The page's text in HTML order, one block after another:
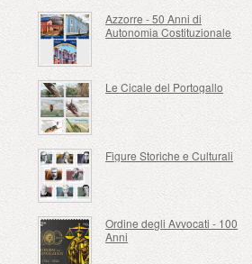
Azzorre - 50 Anni di
Autonomia Costituzionale
Le Cicale del Portogallo
Figure Storiche e Culturali
Ordine degli Avvocati - 100
Anni